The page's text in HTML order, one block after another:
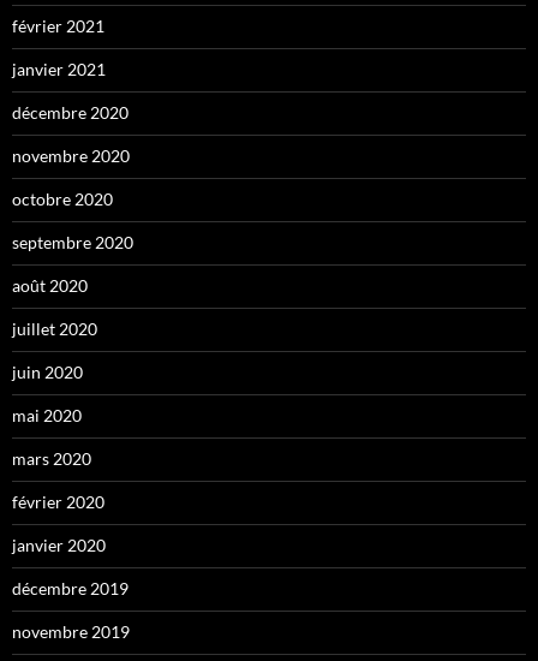
février 2021
janvier 2021
décembre 2020
novembre 2020
octobre 2020
septembre 2020
août 2020
juillet 2020
juin 2020
mai 2020
mars 2020
février 2020
janvier 2020
décembre 2019
novembre 2019